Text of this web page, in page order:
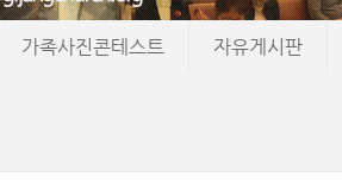
가족사진콘테스트 자유게시판